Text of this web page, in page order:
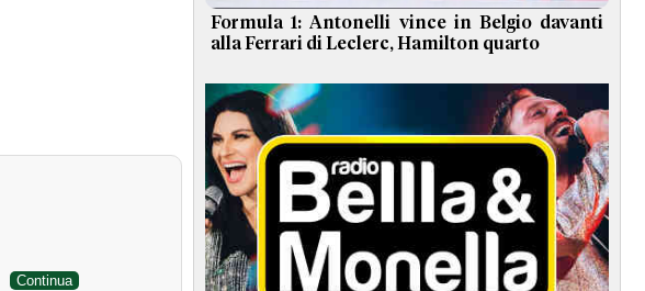
Continua
Formula 1: Antonelli vince in Belgio davanti
alla Ferrari di Leclerc, Hamilton quarto